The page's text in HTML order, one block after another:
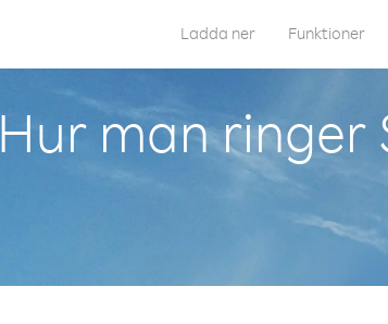
Ladda ner Funktioner
Hur man ringer